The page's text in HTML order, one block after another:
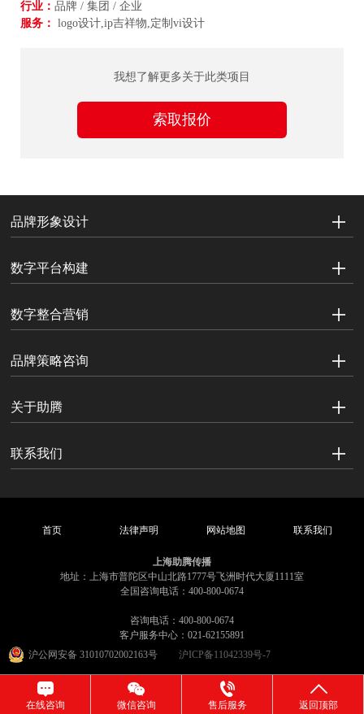
行业： 品牌 / 集团 / 企业
服务： logo设计,ip吉祥物,定制vi设计
我想了解更多关于此类项目
索取报价
品牌形象设计
数字平台构建
数字整合营销
品牌策略咨询
关于助腾
联系我们
首页 法律声明 网站地图 联系我们
上海助腾传播
地址：上海市普陀区中山北路1777号飞洲时代大厦1111室
全国咨询电话：400-800-0674
咨询电话：400-800-0674
客户服务中心：021-62155891
沪公网安备 31010702002163号
沪ICP备11042339号-7
在线咨询 微信咨询 售后服务 返回顶部